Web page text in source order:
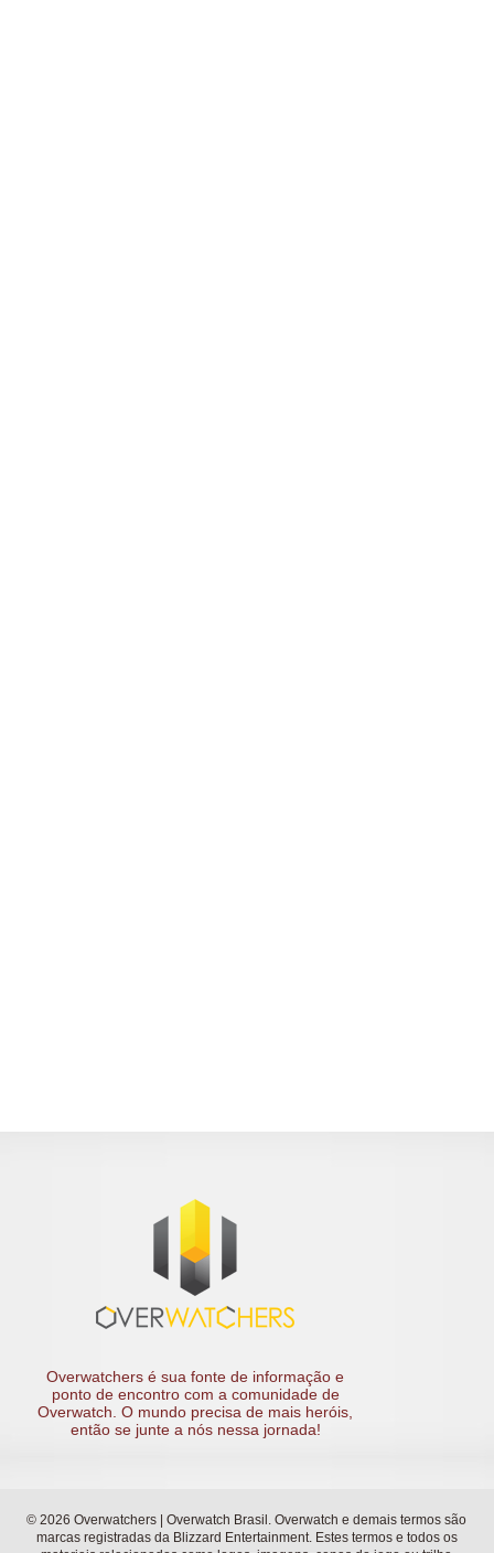
Overwatchers é sua fonte de informação e
ponto de encontro com a comunidade de
Overwatch. O mundo precisa de mais heróis,
então se junte a nós nessa jornada!
© 2026 Overwatchers | Overwatch Brasil. Overwatch e demais termos são
marcas registradas da Blizzard Entertainment. Estes termos e todos os